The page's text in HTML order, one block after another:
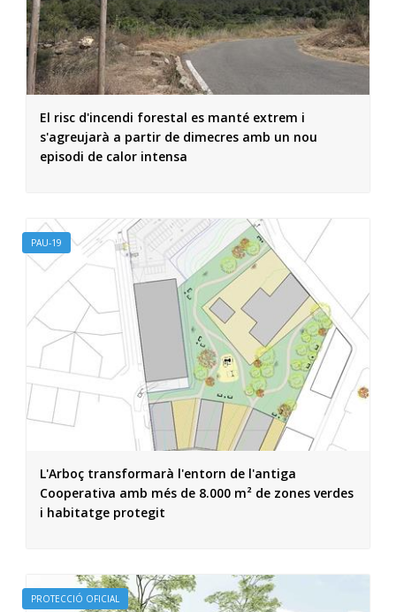
El risc d'incendi forestal es manté extrem i
s'agreujarà a partir de dimecres amb un nou
episodi de calor intensa
PAU-19
L'Arboç transformarà l'entorn de l'antiga
Cooperativa amb més de 8.000 m² de zones verdes
i habitatge protegit
PROTECCIÓ OFICIAL